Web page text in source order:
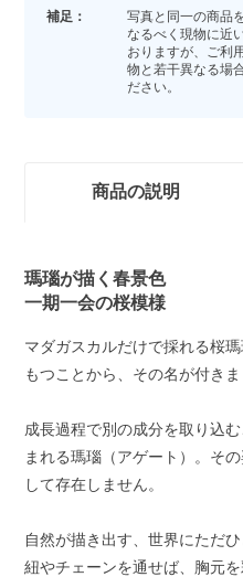
補足：
写真と同一の商品
なるべく現物に近
おりますが、ご利
物と若干異なる場
ださい。
商品の説明
瑪瑙が描く春景色
一期一会の桜模様
マダガスカルだけで採れる桜
もつことから、その名が付きま
成長過程で別の成分を取り込
まれる瑪瑙（アゲート）。そ
して存在しません。
自然が描き出す、世界にただひ
紐やチェーンを通せば、胸元を